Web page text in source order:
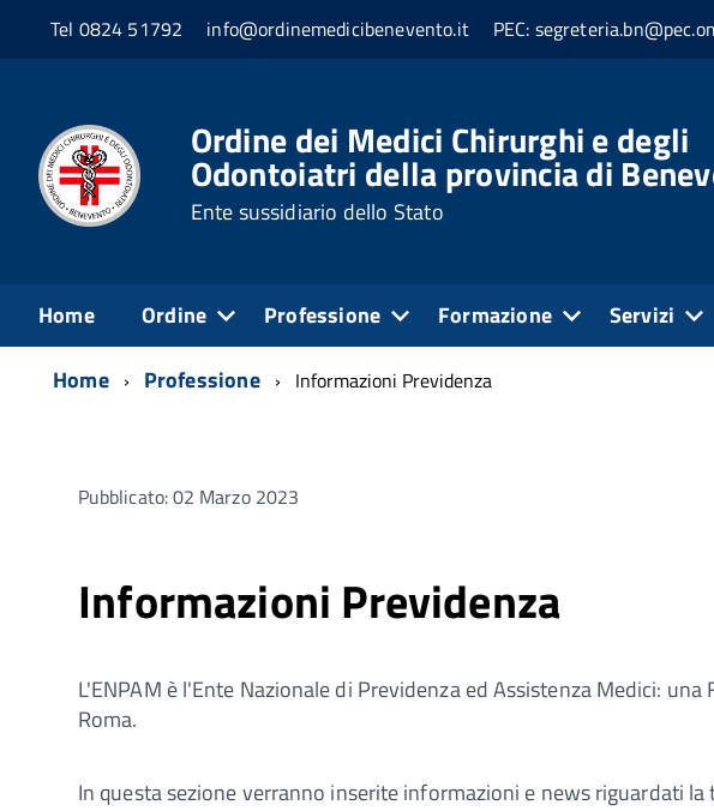
Tel 0824 51792 info@ordinemedicibenevento.it PEC:
Ordine dei Medici Chirurghi e degli
Odontoiatri della provincia di
Ente sussidiario dello Stato
Home Ordine Professione Formazione Servizi
Home Professione Informazioni Previdenza
Pubblicato: 02 Marzo 2023
Informazioni Previdenza
L'ENPAM è l'Ente Nazionale di Previdenza ed Assistenza Medici:
Roma.
In questa sezione verranno inserite informazioni e news riguardati la